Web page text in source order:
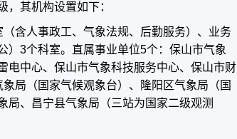
其机构设置如下：
人事政工、气象法规、后勤服务）、业务
）3个科室。直属事业单位5个：保山市气象
电中心、保山市气象科技服务中心、保山市财
局（国家气候观象台）、隆阳区气象局（国
局、昌宁县气象局（三站为国家二级观测